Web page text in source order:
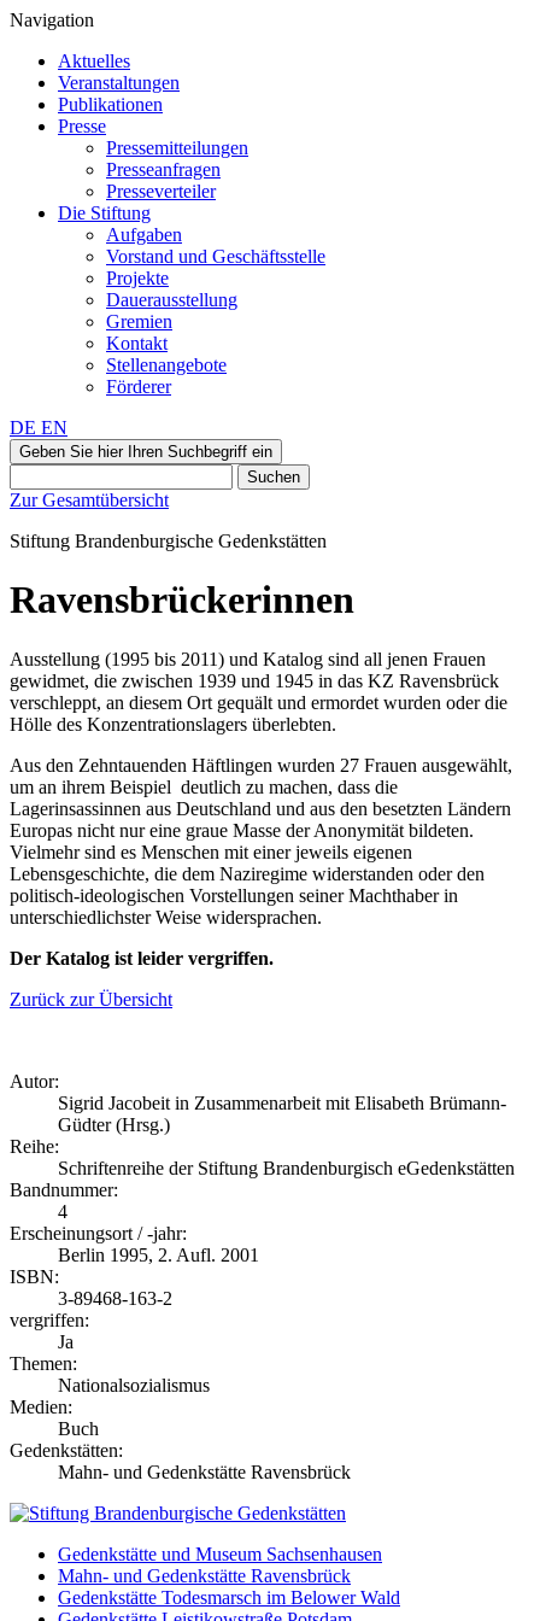
Navigation
Aktuelles
Veranstaltungen
Publikationen
Presse
Pressemitteilungen
Presseanfragen
Presseverteiler
Die Stiftung
Aufgaben
Vorstand und Geschäftsstelle
Projekte
Dauerausstellung
Gremien
Kontakt
Stellenangebote
Förderer
DE EN
Geben Sie hier Ihren Suchbegriff ein
Suchen
Zur Gesamtübersicht
Stiftung Brandenburgische Gedenkstätten
Ravensbrückerinnen
Ausstellung (1995 bis 2011) und Katalog sind all jenen Frauen
gewidmet, die zwischen 1939 und 1945 in das KZ Ravensbrück
verschleppt, an diesem Ort gequält und ermordet wurden oder die
Hölle des Konzentrationslagers überlebten.
Aus den Zehntauenden Häftlingen wurden 27 Frauen ausgewählt,
um an ihrem Beispiel deutlich zu machen, dass die
Lagerinsassinnen aus Deutschland und aus den besetzten Ländern
Europas nicht nur eine graue Masse der Anonymität bildeten.
Vielmehr sind es Menschen mit einer jeweils eigenen
Lebensgeschichte, die dem Naziregime widerstanden oder den
politisch-ideologischen Vorstellungen seiner Machthaber in
unterschiedlichster Weise widersprachen.
Der Katalog ist leider vergriffen.
Zurück zur Übersicht
Autor:
Sigrid Jacobeit in Zusammenarbeit mit Elisabeth Brümann-
Güdter (Hrsg.)
Reihe:
Schriftenreihe der Stiftung Brandenburgisch eGedenkstätten
Bandnummer:
4
Erscheinungsort / -jahr:
Berlin 1995, 2. Aufl. 2001
ISBN:
3-89468-163-2
vergriffen:
Ja
Themen:
Nationalsozialismus
Medien:
Buch
Gedenkstätten:
Mahn- und Gedenkstätte Ravensbrück
Gedenkstätte und Museum Sachsenhausen
Mahn- und Gedenkstätte Ravensbrück
Gedenkstätte Todesmarsch im Belower Wald